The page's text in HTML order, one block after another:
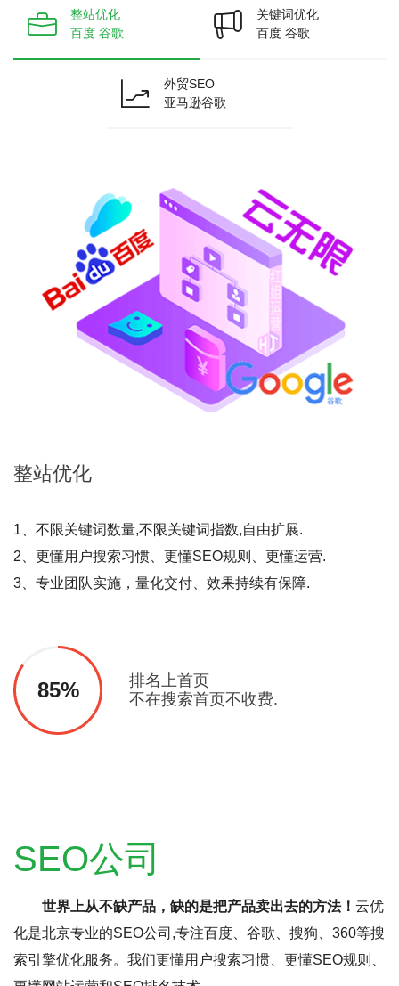
整站优化
百度 谷歌
关键词优化
百度 谷歌
外贸SEO
亚马逊谷歌
整站优化
1、不限关键词数量,不限关键词指数,自由扩展.
2、更懂用户搜索习惯、更懂SEO规则、更懂运营.
3、专业团队实施，量化交付、效果持续有保障.
85%
排名上首页
不在搜索首页不收费.
SEO公司
世界上从不缺产品，缺的是把产品卖出去的方法！ 云优
化是北京专业的SEO公司,专注百度、谷歌、搜狗、360等搜
索引擎优化服务。我们更懂用户搜索习惯、更懂SEO规则、